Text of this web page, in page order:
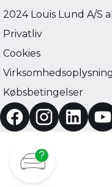
2024 Louis Lund A/S
Privatliv
Cookies
Købsbetingelser